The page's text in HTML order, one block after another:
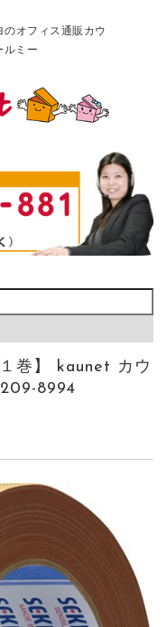
オフィス通販カウ
ルミー
巻】 kaunet カウ
8994